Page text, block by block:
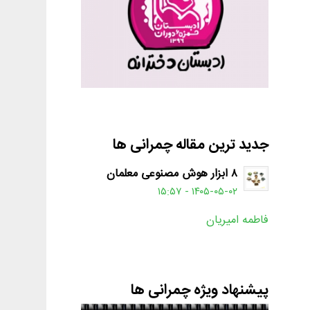
جدید ترین مقاله چمرانی ها
۸ ابزار هوش مصنوعی معلمان
۱۴۰۵-۰۵-۰۲ - ۱۵:۵۷
فاطمه امیریان
پیشنهاد ویژه چمرانی ها